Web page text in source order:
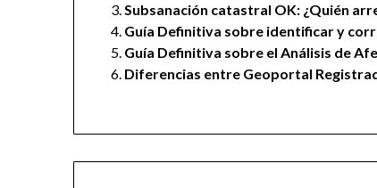
Subsanación catastral OK: ¿Quién
Guía Definitiva sobre identificar y
Guía Definitiva sobre el Análisis de
Diferencias entre Geoportal